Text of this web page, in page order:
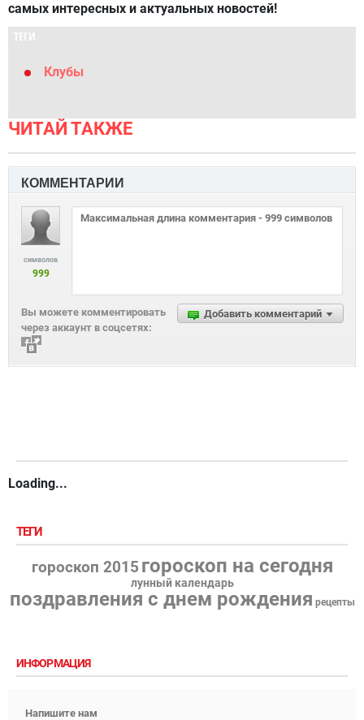
самых интересных и актуальных новостей!
ТЕГИ
Клубы
ЧИТАЙ ТАКЖЕ
КОММЕНТАРИИ
символов
999
Добавить комментарий
Вы можете комментировать
через аккаунт в соцсетях:
Loading...
ТЕГИ
гороскоп 2015 гороскоп на сегодня
лунный календарь
поздравления с днем рождения рецепты
ИНФОРМАЦИЯ
Напишите нам